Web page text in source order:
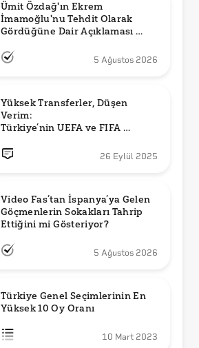
Ümit Özdağ'ın Ekrem
İmamoğlu'nu Tehdit Olarak
Gördüğüne Dair Açıklaması
5 Ağustos 2026
Yüksek Transferler, Düşen
Verim:
Türkiye’nin UEFA ve FIFA
26 Eylül 2025
Video Fas’tan İspanya’ya Gelen
Göçmenlerin Sokakları Tahrip
Ettiğini mi Gösteriyor?
5 Ağustos 2026
Türkiye Genel Seçimlerinin En
Yüksek 10 Oy Oranı
10 Mart 2023